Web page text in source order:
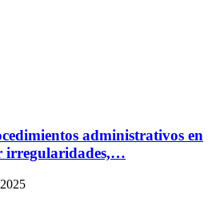
administrativos en
irregularidades,…